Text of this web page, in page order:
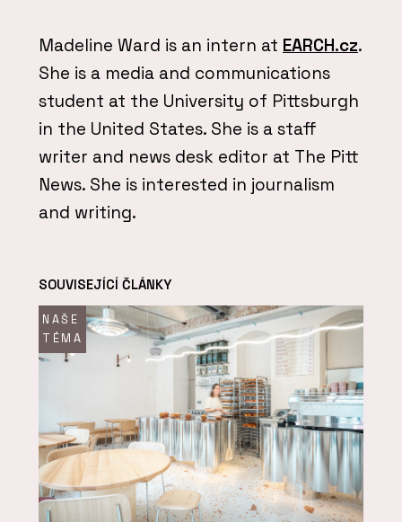
Madeline Ward is an intern at EARCH.cz.
She is a media and communications
student at the University of Pittsburgh
in the United States. She is a staff
writer and news desk editor at The Pitt
News. She is interested in journalism
and writing.
SOUVISEJÍCÍ ČLÁNKY
NAŠE
TÉMA